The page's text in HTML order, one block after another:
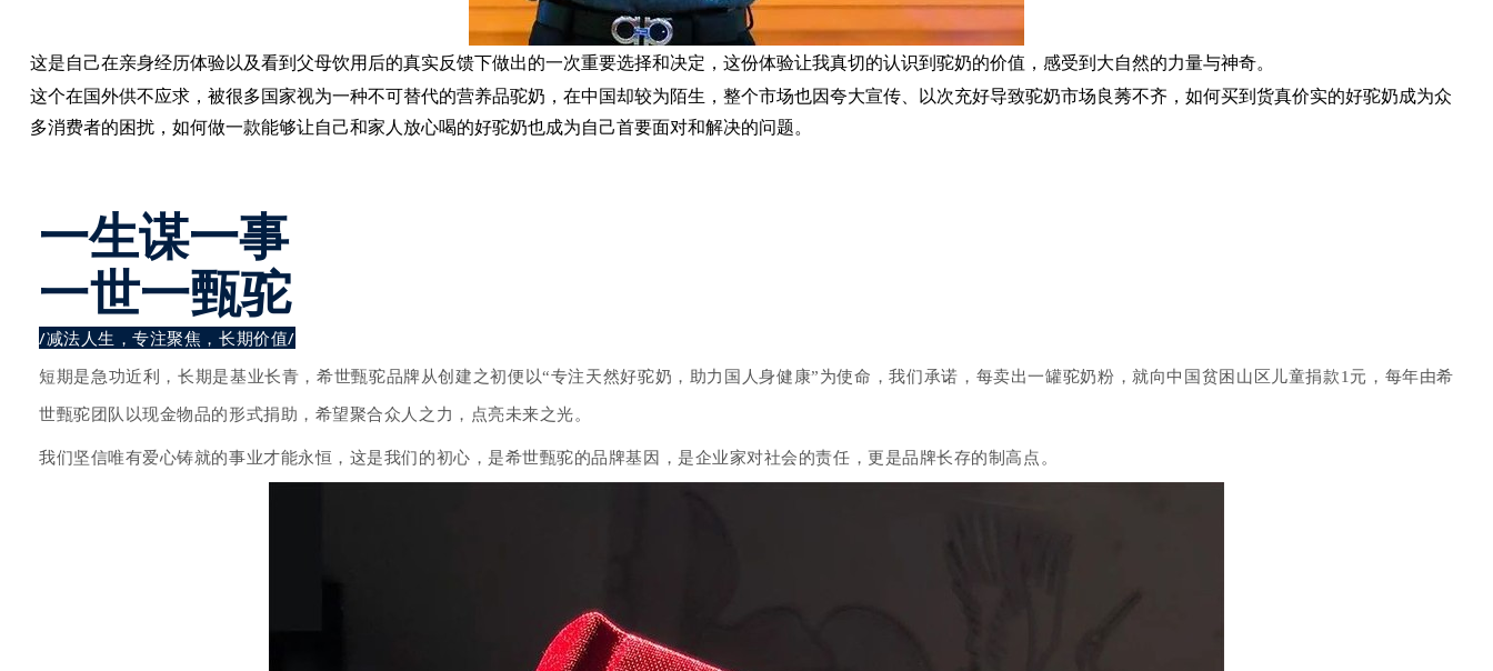
这是自己在亲身经历体验以及看到父母饮用后的真实反馈下做出的一次重要选择和决定，这份体验让我真切的认识到驼奶的价值，感受到大自然的力量与神奇。
这个在国外供不应求，被很多国家视为一种不可替代的营养品驼奶，在中国却较为陌生，整个市场也因夸大宣传、以次充好导致驼奶市场良莠不齐，如何买到货真价实的好驼奶成为众
多消费者的困扰，如何做一款能够让自己和家人放心喝的好驼奶也成为自己首要面对和解决的问题。
一生谋一事
一世一甄驼
/减法人生，专注聚焦，长期价值/
短期是急功近利，长期是基业长青，希世甄驼品牌从创建之初便以“专注天然好驼奶，助力国人身健康”为使命，我们承诺，每卖出一罐驼奶粉，就向中国贫困山区儿童捐款1元，每年由希
世甄驼团队以现金物品的形式捐助，希望聚合众人之力，点亮未来之光。
我们坚信唯有爱心铸就的事业才能永恒，这是我们的初心，是希世甄驼的品牌基因，是企业家对社会的责任，更是品牌长存的制高点。